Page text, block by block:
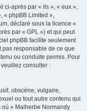
ci-après par « ils », « eux »,
« phpBB Limited »,
déclaré sous la licence «
par « GPL ») et qui peut
phpBB facilite seulement
pas responsable de ce que
ou conduite permis. Pour
consulter :
obscène, vulgaire,
ou tout autre contenu qui
où « Malherbe Normandy